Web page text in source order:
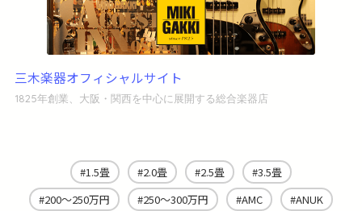
三木楽器オフィシャルサイト
1825年創業、大阪・関西を中心に展開する総合楽器店
1.5畳 2.0畳 2.5畳
3.5畳
200～250万円
250～300万円 AMC
ANUK